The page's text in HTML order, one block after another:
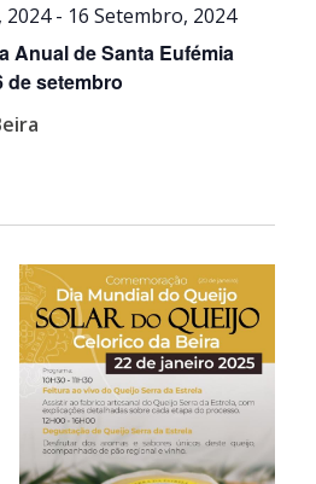
Anual de Santa Eufémia
de setembro
2024- 16 Setembro, 2024